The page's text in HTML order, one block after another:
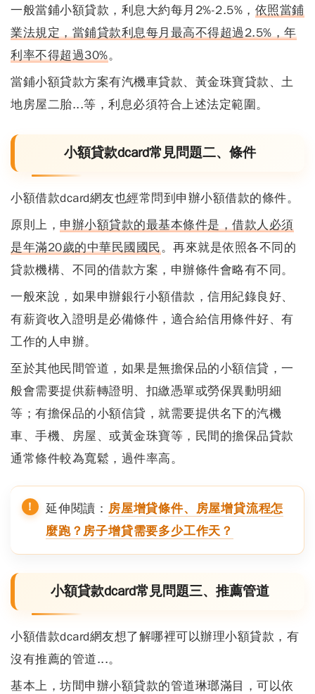
一般當鋪小額貸款，利息大約每月2%-2.5%， 依照當鋪
業法規定，當鋪貸款利息每月最高不得超過2.5%，年
利率不得超過30%。
當鋪小額貸款方案有汽機車貸款、黃金珠寶貸款、土
地房屋二胎...等，利息必須符合上述法定範圍。
小額貸款dcard常見問題二、條件
小額借款dcard網友也經常問到申辦小額借款的條件。
原則上， 申辦小額貸款的最基本條件是，借款人必須
是年滿20歲的中華民國國民。再來就是依照各不同的
貸款機構、不同的借款方案，申辦條件會略有不同。
一般來說，如果申辦銀行小額借款，信用紀錄良好、
有薪資收入證明是必備條件，適合給信用條件好、有
工作的人申辦。
至於其他民間管道，如果是無擔保品的小額信貸，一
般會需要提供薪轉證明、扣繳憑單或勞保異動明細
等；有擔保品的小額信貸，就需要提供名下的汽機
車、手機、房屋、或黃金珠寶等，民間的擔保品貸款
通常條件較為寬鬆，過件率高。
延伸閱讀： 房屋增貸條件、房屋增貸流程怎
麼跑？房子增貸需要多少工作天？
小額貸款dcard常見問題三、推薦管道
小額借款dcard網友想了解哪裡可以辦理小額貸款，有
沒有推薦的管道...。
基本上，坊間申辦小額貸款的管道琳瑯滿目，可以依